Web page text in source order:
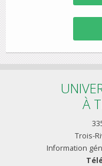
À
Trois-
Information